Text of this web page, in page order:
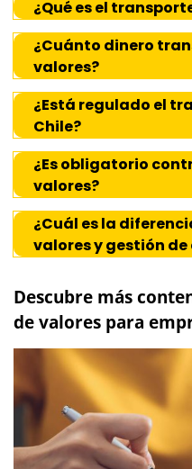
¿Qué es el
¿Cuánto dinero
valores?
¿Está regulado el
Chile?
¿Es obligatorio
valores?
¿Cuál es la
valores y gestión
Descubre más
de valores para